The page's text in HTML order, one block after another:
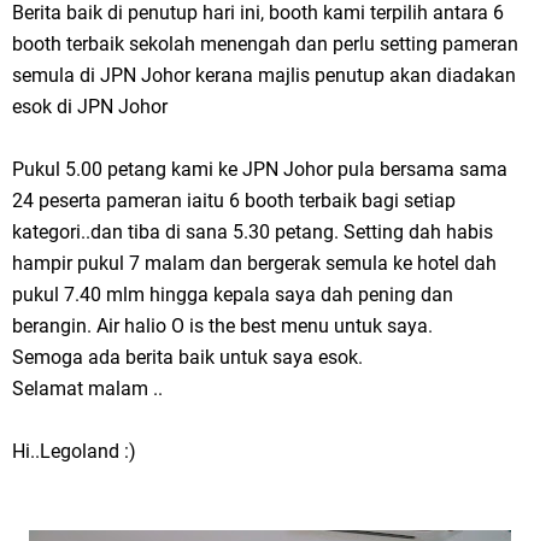
Berita baik di penutup hari ini, booth kami terpilih antara 6
booth terbaik sekolah menengah dan perlu setting pameran
semula di JPN Johor kerana majlis penutup akan diadakan
esok di JPN Johor
Pukul 5.00 petang kami ke JPN Johor pula bersama sama
24 peserta pameran iaitu 6 booth terbaik bagi setiap
kategori..dan tiba di sana 5.30 petang. Setting dah habis
hampir pukul 7 malam dan bergerak semula ke hotel dah
pukul 7.40 mlm hingga kepala saya dah pening dan
berangin. Air halio O is the best menu untuk saya.
Semoga ada berita baik untuk saya esok.
Selamat malam ..
Hi..Legoland :)